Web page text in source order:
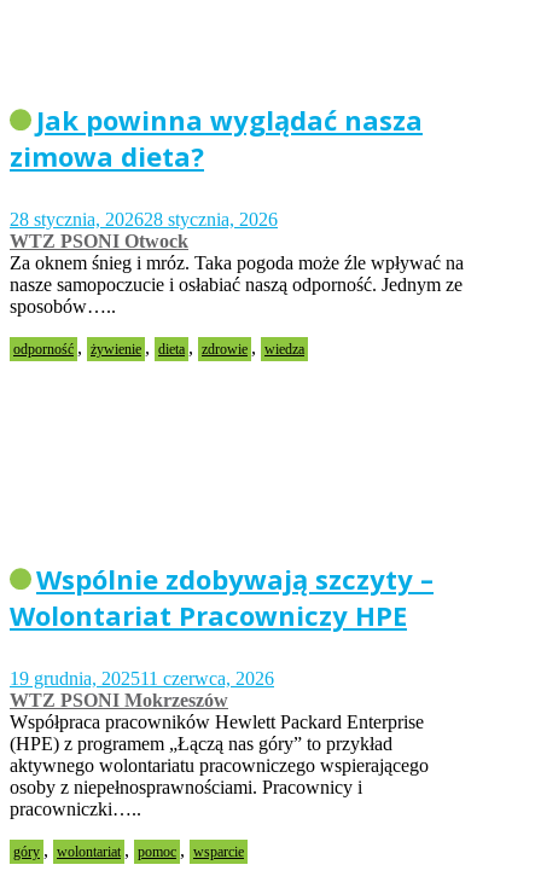
Jak powinna wyglądać nasza
zimowa dieta?
28 stycznia, 202628 stycznia, 2026
WTZ PSONI Otwock
Za oknem śnieg i mróz. Taka pogoda może źle wpływać na
nasze samopoczucie i osłabiać naszą odporność. Jednym ze
sposobów…..
odporność , żywienie , dieta , zdrowie , wiedza
Wspólnie zdobywają szczyty –
Wolontariat Pracowniczy HPE
19 grudnia, 202511 czerwca, 2026
WTZ PSONI Mokrzeszów
Współpraca pracowników Hewlett Packard Enterprise
(HPE) z programem „Łączą nas góry” to przykład
aktywnego wolontariatu pracowniczego wspierającego
osoby z niepełnosprawnościami. Pracownicy i
pracowniczki…..
góry , wolontariat , pomoc , wsparcie